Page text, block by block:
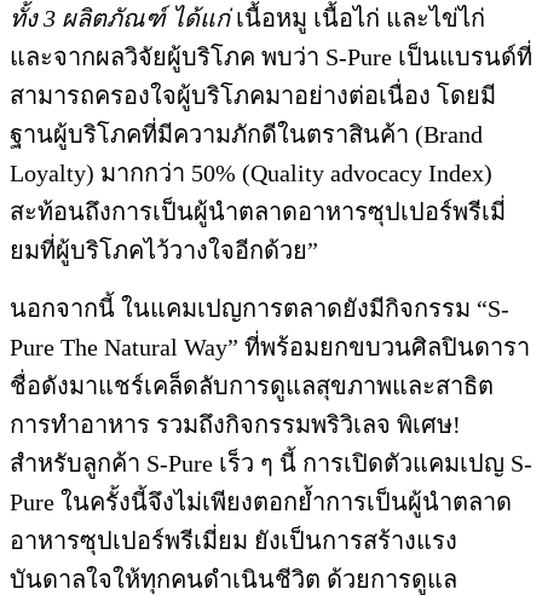
ทั้ง 3 ผลิตภัณฑ์ ได้แก่เนื้อหมู เนื้อไก่ และไข่ไก่
และจากผลวิจัยผู้บริโภค พบว่า S-Pure เป็นแบรนด์ที่
สามารถครองใจผู้บริโภคมาอย่างต่อเนื่อง โดยมี
ฐานผู้บริโภคที่มีความภักดีในตราสินค้า (Brand
Loyalty) มากกว่า 50% (Quality advocacy Index)
สะท้อนถึงการเป็นผู้นำตลาดอาหารซุปเปอร์พรีเมี่
ยมที่ผู้บริโภคไว้วางใจอีกด้วย”
นอกจากนี้ ในแคมเปญการตลาดยังมีกิจกรรม “S-
Pure The Natural Way” ที่พร้อมยกขบวนศิลปินดารา
ชื่อดังมาแชร์เคล็ดลับการดูแลสุขภาพและสาธิต
การทำอาหาร รวมถึงกิจกรรมพริวิเลจ พิเศษ!
สำหรับลูกค้า S-Pure เร็ว ๆ นี้ การเปิดตัวแคมเปญ S-
Pure ในครั้งนี้จึงไม่เพียงตอกย้ำการเป็นผู้นำตลาด
อาหารซุปเปอร์พรีเมี่ยม ยังเป็นการสร้างแรง
บันดาลใจให้ทุกคนดำเนินชีวิต ด้วยการดูแล